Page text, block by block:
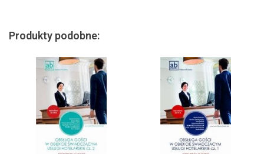
Produkty podobne: